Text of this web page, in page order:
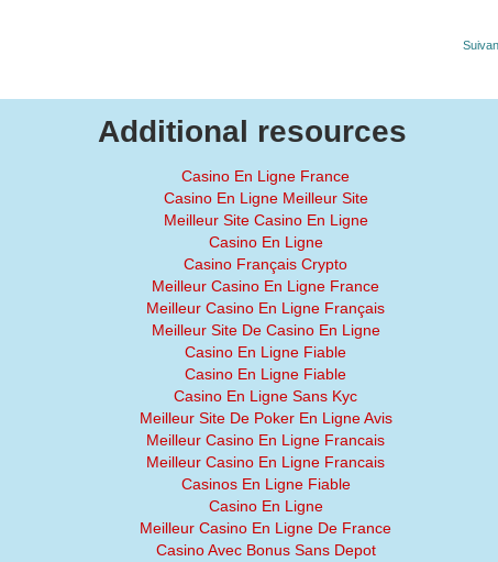
Additional resources
Casino En Ligne France
Casino En Ligne Meilleur Site
Meilleur Site Casino En Ligne
Casino En Ligne
Casino Français Crypto
Meilleur Casino En Ligne France
Meilleur Casino En Ligne Français
Meilleur Site De Casino En Ligne
Casino En Ligne Fiable
Casino En Ligne Fiable
Casino En Ligne Sans Kyc
Meilleur Site De Poker En Ligne Avis
Meilleur Casino En Ligne Francais
Meilleur Casino En Ligne Francais
Casinos En Ligne Fiable
Casino En Ligne
Meilleur Casino En Ligne De France
Casino Avec Bonus Sans Depot